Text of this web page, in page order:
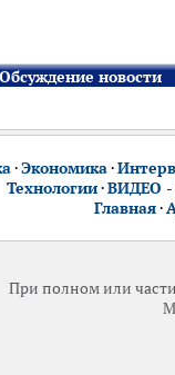
Обсуждение новости
·Экономика·
Технологии·ВИДЕО -
Главная·
При полном или